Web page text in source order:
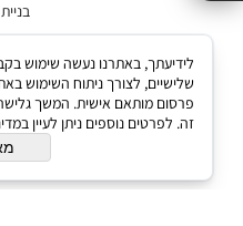
שלישיים, לצורך ניתוח השימוש
פרסום מותאם אישית. המשך
זה. לפרטים נוספים ניתן לעיין